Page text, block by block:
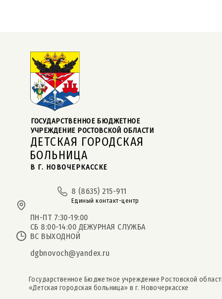
ДЕТСКАЯ ГОРОДСКАЯ
В Г. НОВОЧЕРКАССКЕ
ГОСУДАРСТВЕННОЕ БЮДЖЕТНОЕ
УЧРЕЖДЕНИЕ РОСТОВСКОЙ ОБЛАСТИ
БОЛЬНИЦА
8 (8635) 215-911
Единый контакт-центр
ПН-ПТ 7:30-19:00
СБ 8:00-14:00 ДЕЖУРНАЯ СЛУЖБА
ВС ВЫХОДНОЙ
dgbnovoch@yandex.ru
Государственное Бюджетное учреждение Ростовской
«Детская городская больница» в г. Новочеркасске